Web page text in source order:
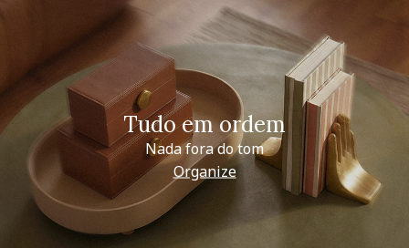
Tudo em ordem
Nada fora do tom
Organize